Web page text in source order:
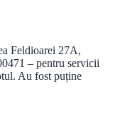
Feldioarei 27A,
– pentru servicii
Au fost puține